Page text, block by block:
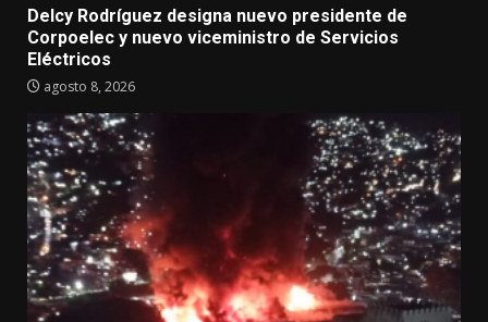
Delcy Rodríguez designa nuevo presidente de
Corpoelec y nuevo viceministro de Servicios
Eléctricos
agosto 8, 2026